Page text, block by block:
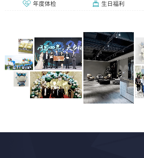
年度体检 生日福利